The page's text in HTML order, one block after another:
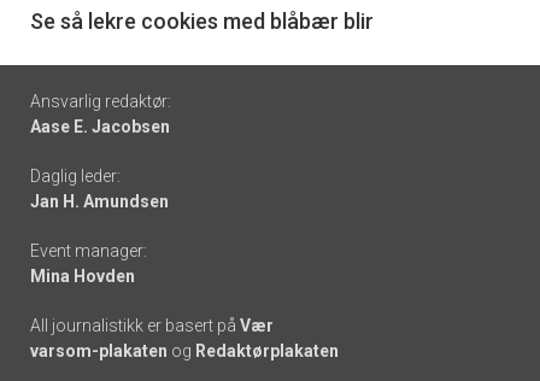
6
Se så lekre cookies med blåbær blir
Footer
-
links
Ansvarlig redaktør:
Aase E. Jacobsen
Daglig leder:
Jan H. Amundsen
Event manager:
Mina Hovden
All journalistikk er basert på Vær
varsom-plakaten og Redaktørplakaten